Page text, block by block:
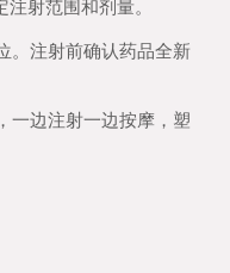
射范围和剂量。
。注射前确认药品全新
一边注射一边按摩，塑